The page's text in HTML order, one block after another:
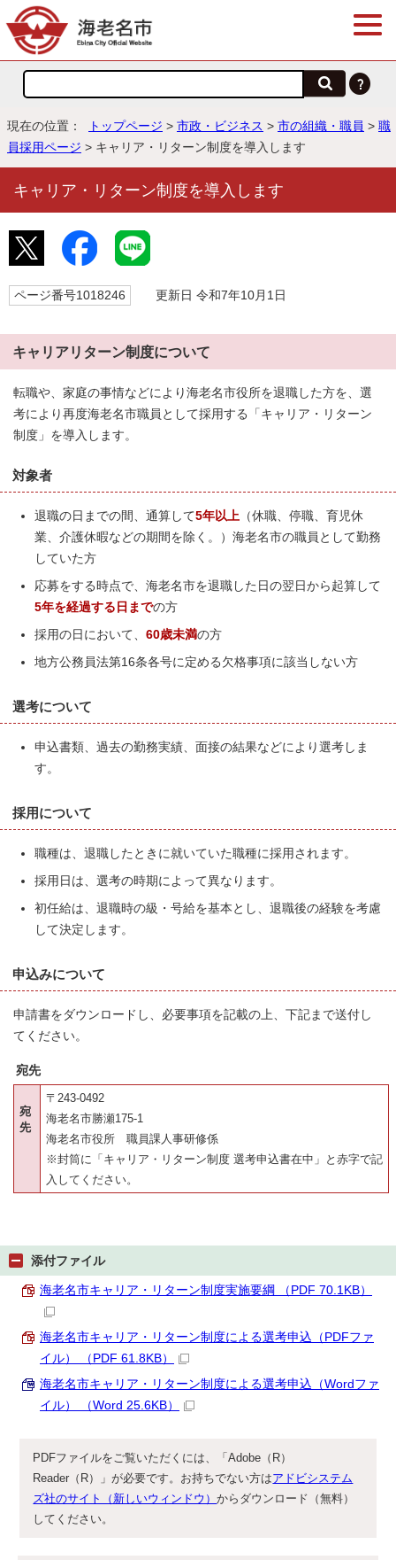
現在の位置： トップページ > 市政・ビジネス > 市の組織・職員 > 職
員採用ページ > キャリア・リターン制度を導入します
キャリア・リターン制度を導入します
ページ番号1018246 更新日 令和7年10月1日
キャリアリターン制度について
転職や、家庭の事情などにより海老名市役所を退職した方を、選
考により再度海老名市職員として採用する「キャリア・リターン
制度」を導入します。
対象者
退職の日までの間、通算して5年以上 （休職、停職、育児休
業、介護休暇などの期間を除く。）海老名市の職員として勤務
していた方
応募をする時点で、海老名市を退職した日の翌日から起算して
5年を経過する日までの方
採用の日において、 60歳未満の方
地方公務員法第16条各号に定める欠格事項に該当しない方
選考について
申込書類、過去の勤務実績、面接の結果などにより選考しま
す。
採用について
職種は、退職したときに就いていた職種に採用されます。
採用日は、選考の時期によって異なります。
初任給は、退職時の級・号給を基本とし、退職後の経験を考慮
して決定します。
申込みについて
申請書をダウンロードし、必要事項を記載の上、下記まで送付し
てください。
宛先
宛
先
〒243-0492
海老名市勝瀬175-1
海老名市役所 職員課人事研修係
※封筒に「キャリア・リターン制度 選考申込書在中」と赤字で記
入してください。
添付ファイル
海老名市キャリア・リターン制度実施要綱 （PDF 70.1KB）
海老名市キャリア・リターン制度による選考申込（PDFファ
イル） （PDF 61.8KB）
海老名市キャリア・リターン制度による選考申込（Wordファ
イル） （Word 25.6KB）
PDFファイルをご覧いただくには、「Adobe（R）
Reader（R）」が必要です。お持ちでない方はアドビシステム
ズ社のサイト（新しいウィンドウ）からダウンロード（無料）
してください。